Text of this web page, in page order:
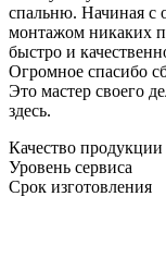
спальню. Начиная с
монтажом никаких
быстро и
Огромное спасибо
Это мастер своего
здесь.
Качество продукции
Уровень сервиса
Срок изготовления